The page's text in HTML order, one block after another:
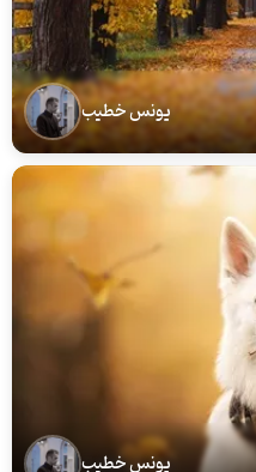
یونس خطیب
یونس خطیب